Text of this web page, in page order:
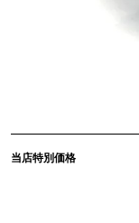
当店特別価格